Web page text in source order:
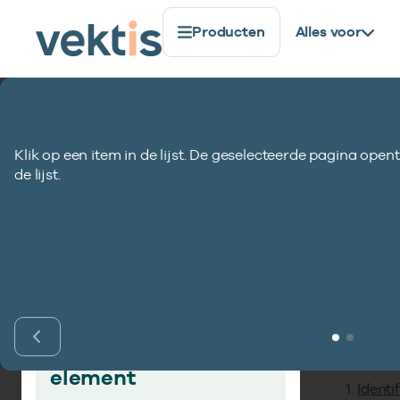
Producten Alles voor
Tarief prestatie
Vind gegevens­
element
Klik op een item in de lijst. De geselecteerde pagina
de lijst.